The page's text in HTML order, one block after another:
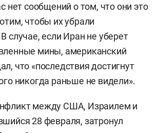
нет сообщений о том, что они это
чтобы их убрали
случае, если Иран не уберет
мины, американский
что «последствия достигнут
никогда раньше не видели».
между США, Израилем и
28 февраля, затронул